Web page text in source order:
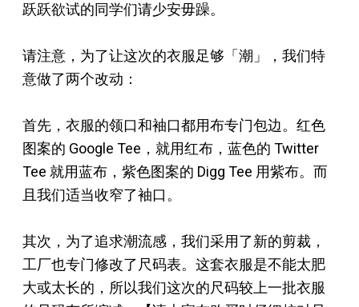
跃跃欲试的同学们请少安毋躁。
请注意，为了让这次的衣服足够「潮」，我们特
意做了两个改动：
首先，衣服的领口和袖口都用布专门包边。红色
图案的 Google Tee，就用红布，蓝色的 Twitter
Tee 就用蓝布，紫色图案的 Digg Tee 用紫布。而
且我们适当收窄了袖口。
其次，为了追求潮流感，我们采用了新的剪裁，
工厂也专门修改了尺码表。这套衣服是不能太肥
大或太长的，所以我们这次的尺码较上一批衣服